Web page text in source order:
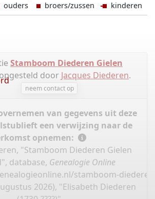
ouders broers/zussen kinderen
Stamboom Diederen Gielen
door Jacques Diederen.
neem contact op
van gegevens uit deze
een verwijzing naar de
opnemen:
"Stamboom Diederen Gielen
database, Genealogie Online
stamboom-
2026), "Elisabeth Diederen